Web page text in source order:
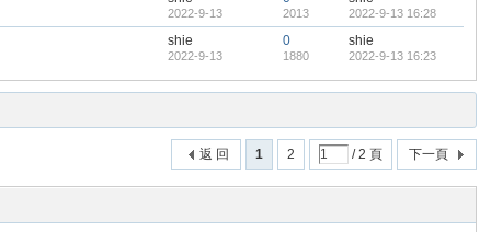
2022-9-13 2013 2022-9-13 16:28
shie
2022-9-13
0
1880
shie
2022-9-13 16:23
1 2 / 2 頁 下一頁
返 回